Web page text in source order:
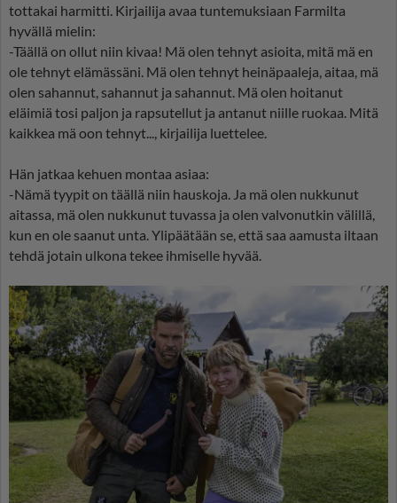
tottakai harmitti. Kirjailija avaa tuntemuksiaan Farmilta
hyvällä mielin:
-Täällä on ollut niin kivaa! Mä olen tehnyt asioita, mitä mä en
ole tehnyt elämässäni. Mä olen tehnyt heinäpaaleja, aitaa, mä
olen sahannut, sahannut ja sahannut. Mä olen hoitanut
eläimiä tosi paljon ja rapsutellut ja antanut niille ruokaa. Mitä
kaikkea mä oon tehnyt..., kirjailija luettelee.
Hän jatkaa kehuen montaa asiaa:
-Nämä tyypit on täällä niin hauskoja. Ja mä olen nukkunut
aitassa, mä olen nukkunut tuvassa ja olen valvonutkin välillä,
kun en ole saanut unta. Ylipäätään se, että saa aamusta iltaan
tehdä jotain ulkona tekee ihmiselle hyvää.